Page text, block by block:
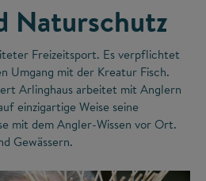
Naturschutz
Freizeitsport. Es verpflichtet
Umgang mit der Kreatur Fisch.
Arlinghaus arbeitet mit Anglern
einzigartige Weise seine
mit dem Angler-Wissen vor Ort.
Gewässern.